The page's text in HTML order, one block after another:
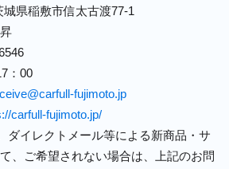
城県稲敷市信太古渡77-1
：00
fujimoto.jp
carfull-fujimoto.jp/
ダイレクトメール等による新商品・サ
、ご希望されない場合は、上記のお問